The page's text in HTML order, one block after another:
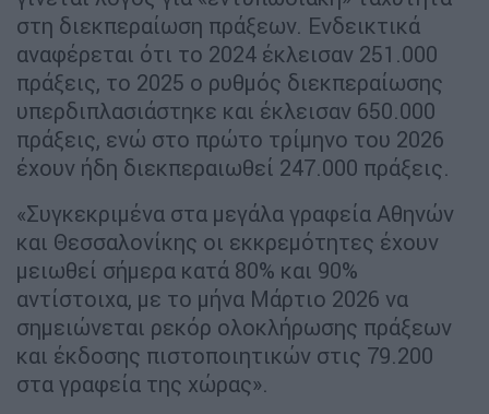
στη διεκπεραίωση πράξεων. Ενδεικτικά
αναφέρεται ότι το 2024 έκλεισαν 251.000
πράξεις, το 2025 ο ρυθμός διεκπεραίωσης
υπερδιπλασιάστηκε και έκλεισαν 650.000
πράξεις, ενώ στο πρώτο τρίμηνο του 2026
έχουν ήδη διεκπεραιωθεί 247.000 πράξεις.
«Συγκεκριμένα στα μεγάλα γραφεία Αθηνών
και Θεσσαλονίκης οι εκκρεμότητες έχουν
μειωθεί σήμερα κατά 80% και 90%
αντίστοιχα, με το μήνα Μάρτιο 2026 να
σημειώνεται ρεκόρ ολοκλήρωσης πράξεων
και έκδοσης πιστοποιητικών στις 79.200
στα γραφεία της χώρας».